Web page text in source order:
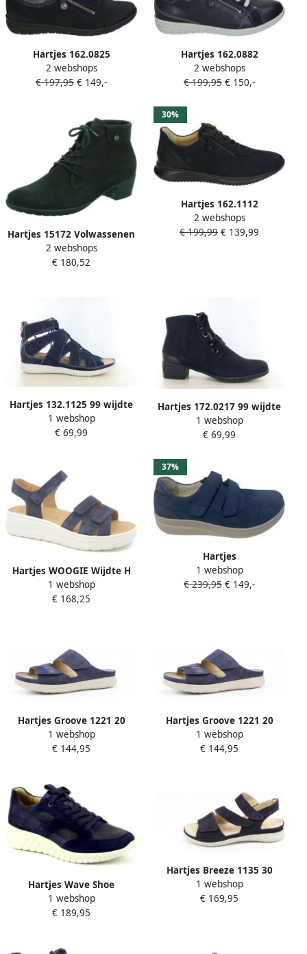
Hartjes 162.0825
99~~~~~~~~~~~~~~~~~~~
Dames veterschoenen
2 webshops
€ 197,95 € 149,-
Hartjes 162.0882
99~~~~~~~~~~~~~~~~~~~
Dames veterschoenen
2 webshops
€ 199,95 € 150,-
Hartjes 15172 Volwassenen
Laarsjes Kleur: Blauw
2 webshops
€ 180,52
30%
Hartjes 162.1112
99~~~~~~~~~~~~~~~~~~~
Dames veterschoenen
2 webshops
€ 199,99 € 139,99
Hartjes 132.1125 99 wijdte
H
1 webshop
€ 69,99
Hartjes 172.0217 99 wijdte
G
1 webshop
€ 69,99
Hartjes WOOGIE Wijdte H
1 webshop
€ 168,25
37%
Hartjes
1 webshop
€ 239,95 € 149,-
Hartjes Groove 1221 20
1 webshop
€ 144,95
Hartjes Groove 1221 20
48.00 Slippers sportief
Blauw
1 webshop
€ 144,95
Hartjes Wave Shoe
1 webshop
€ 189,95
Hartjes Breeze 1135 30
1 webshop
€ 169,95